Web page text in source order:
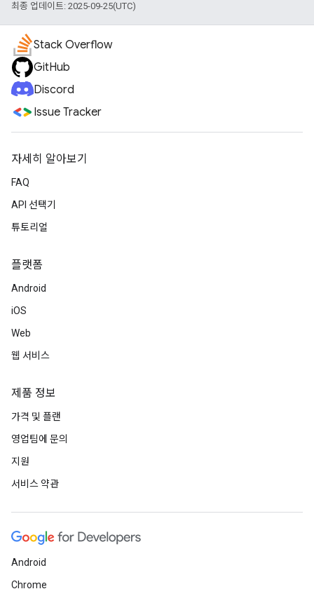
최종 업데이트: 2025-09-25(UTC)
Stack Overflow
GitHub
Discord
Issue Tracker
자세히 알아보기
FAQ
API 선택기
튜토리얼
플랫폼
Android
iOS
Web
웹 서비스
제품 정보
가격 및 플랜
영업팀에 문의
지원
서비스 약관
Android
Chrome